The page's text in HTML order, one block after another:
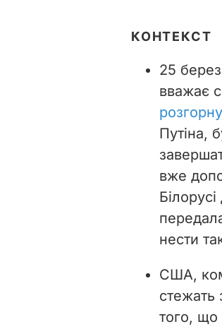
КОНТЕКСТ
25
вважає
Путіна,
вже
нести
США,
стежать
того, що